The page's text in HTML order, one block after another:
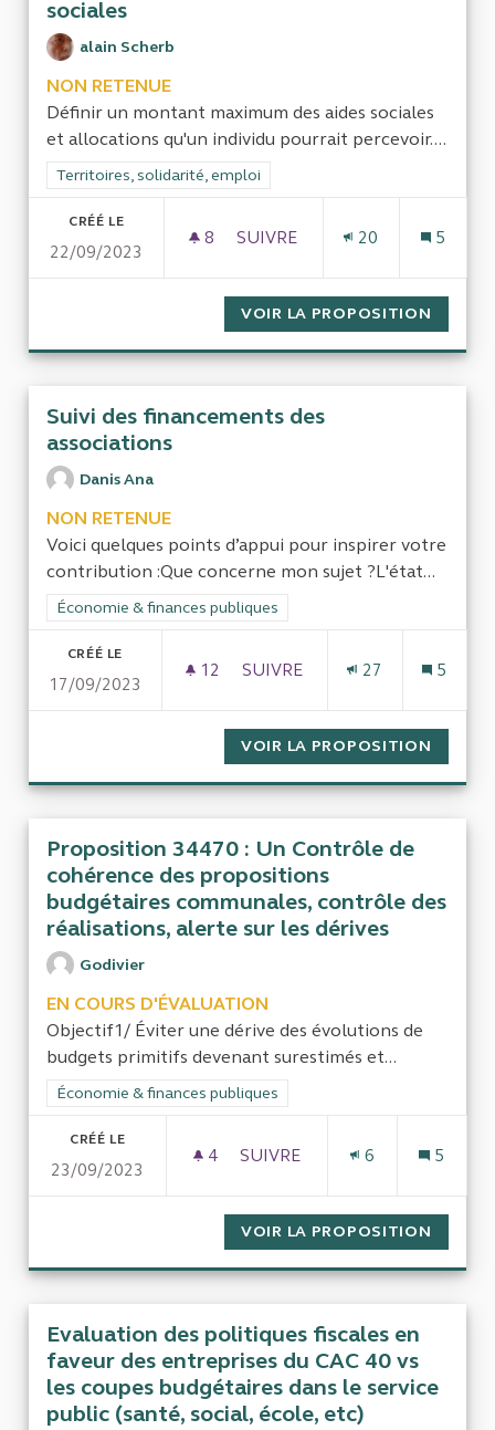
sociales
alain Scherb
NON RETENUE
Définir un montant maximum des aides sociales
et allocations qu'un individu pourrait percevoir....
Filtrer les résultats de la catégorie : Territoires, solidarité,
Territoires, solidarité, emploi
CRÉÉ LE
22/09/2023
8 8 ABONNÉS
SUIVRE
20 5
VOIR LA PROPOSITION
Suivi des financements des
associations
Danis Ana
NON RETENUE
Voici quelques points d’appui pour inspirer votre
contribution :Que concerne mon sujet ?L'état...
Filtrer les résultats de la catégorie : Économie & finances
Économie & finances publiques
CRÉÉ LE
17/09/2023
12 12 ABONNÉS
SUIVRE
27 5
VOIR LA PROPOSITION
Proposition 34470 : Un Contrôle de
cohérence des propositions
budgétaires communales, contrôle des
réalisations, alerte sur les dérives
Godivier
EN COURS D'ÉVALUATION
Objectif1/ Éviter une dérive des évolutions de
budgets primitifs devenant surestimés et...
Filtrer les résultats de la catégorie : Économie & finances
Économie & finances publiques
CRÉÉ LE
23/09/2023
4 4 ABONNÉS
SUIVRE
6 5
VOIR LA PROPOSITION
Evaluation des politiques fiscales en
faveur des entreprises du CAC 40 vs
les coupes budgétaires dans le service
public (santé, social, école, etc)